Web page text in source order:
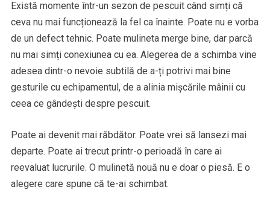
Există momente într-un sezon de pescuit când simți că
ceva nu mai funcționează la fel ca înainte. Poate nu e vorba
de un defect tehnic. Poate mulineta merge bine, dar parcă
nu mai simți conexiunea cu ea. Alegerea de a schimba vine
adesea dintr-o nevoie subtilă de a-ți potrivi mai bine
gesturile cu echipamentul, de a alinia mișcările mâinii cu
ceea ce gândești despre pescuit.
Poate ai devenit mai răbdător. Poate vrei să lansezi mai
departe. Poate ai trecut printr-o perioadă în care ai
reevaluat lucrurile. O mulinetă nouă nu e doar o piesă. E o
alegere care spune că te-ai schimbat.